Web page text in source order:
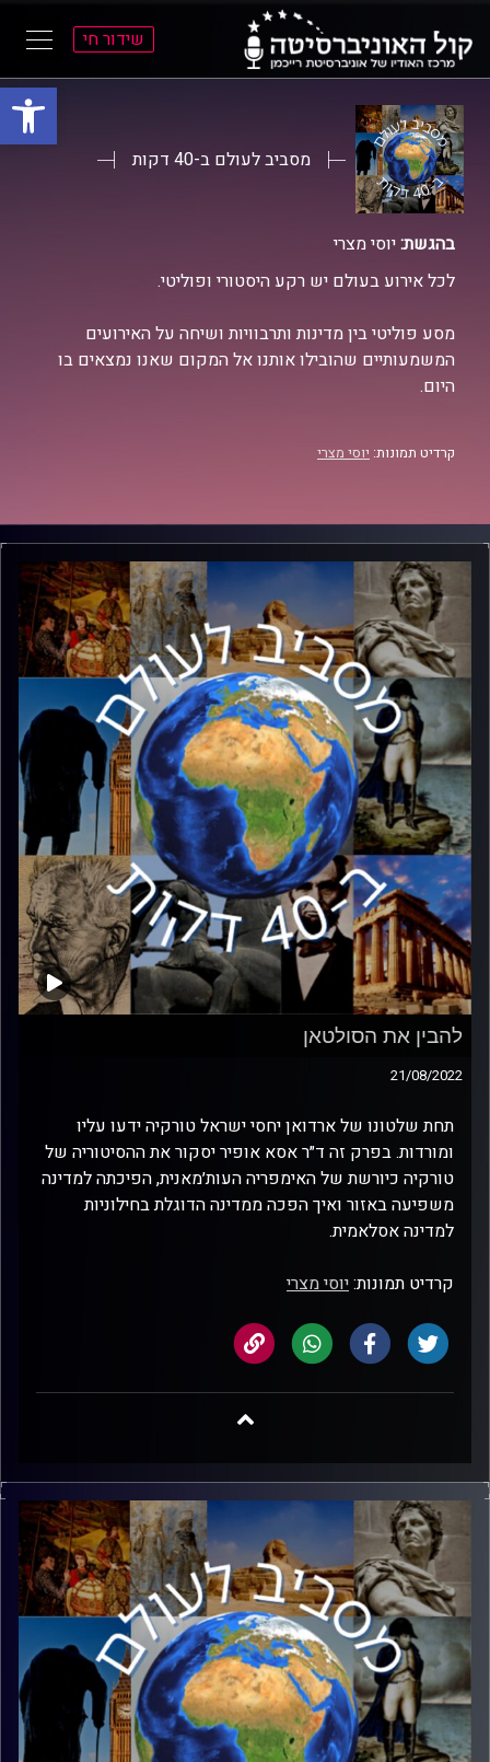
פתח
התפריט
הראשי
התוכן
הראשי
שידור חי
מסביב לעולם ב-40 דקות
בהגשת:יוסי מצרי
לכל אירוע בעולם יש רקע היסטורי ופוליטי.
מסע פוליטי בין מדינות ותרבוויות ושיחה על האירועים
המשמעותיים שהובילו אותנו אל המקום שאנו נמצאים בו
היום.
קרדיט תמונות: יוסי מצרי
להבין את הסולטאן
21/08/2022
תחת שלטונו של ארדואן יחסי ישראל טורקיה ידעו עליו
ומורדות. בפרק זה ד״ר אסא אופיר יסקור את ההסיטוריה של
טורקיה כיורשת של האימפריה העות׳מאנית, הפיכתה למדינה
משפיעה באזור ואיך הפכה ממדינה הדוגלת בחילוניות
למדינה אסלאמית.
קרדיט תמונות:יוסי מצרי